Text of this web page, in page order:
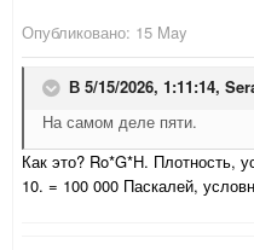
Опубликовано: 15 May
В 5/15/2026, 1:11:14,
На самом деле пяти.
Как это? Ro*G*H. Плотность,
10. = 100 000 Паскалей,